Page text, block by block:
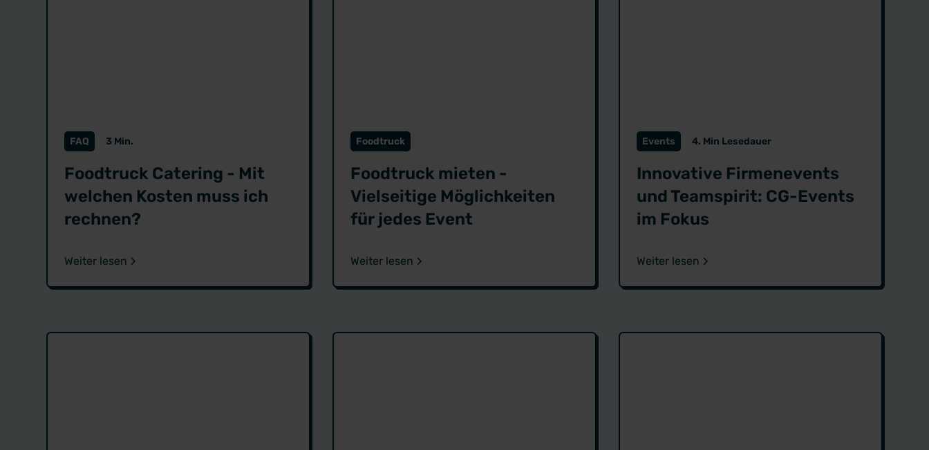
FAQ 3 Min.
Foodtruck Catering - Mit
welchen Kosten muss ich
rechnen?
Weiter lesen
Foodtruck
Foodtruck mieten -
Vielseitige Möglichkeiten
für jedes Event
Weiter lesen
Events 4. Min Lesedauer
Innovative Firmenevents
und Teamspirit: CG-Events
im Fokus
Weiter lesen